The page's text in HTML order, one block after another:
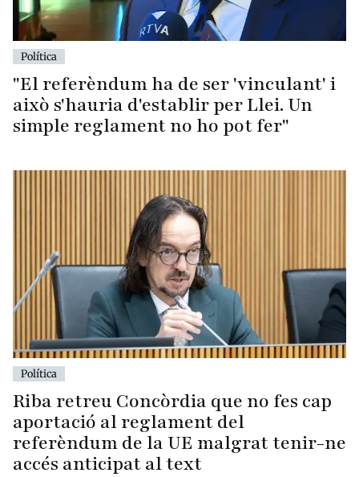
Política
"El referèndum ha de ser 'vinculant' i
això s'hauria d'establir per Llei. Un
simple reglament no ho pot fer"
Política
Riba retreu Concòrdia que no fes cap
aportació al reglament del
referèndum de la UE malgrat tenir-ne
accés anticipat al text